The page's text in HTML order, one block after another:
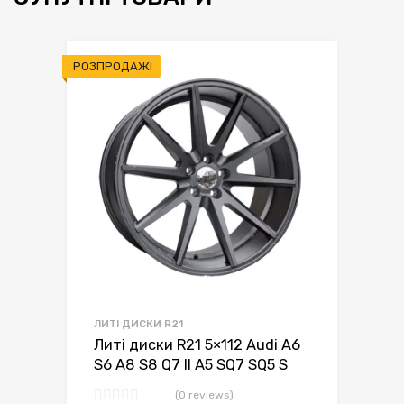
РОЗПРОДАЖ!
ЛИТІ ДИСКИ R21
Литі диски R21 5×112 Audi A6
S6 A8 S8 Q7 II A5 SQ7 SQ5 S
(0 reviews)